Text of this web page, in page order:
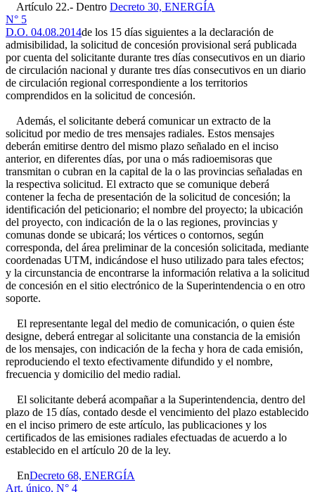
Artículo 22.- Dentro Decreto 30, ENERGÍA
N° 5
D.O. 04.08.2014de los 15 días siguientes a la declaración de
admisibilidad, la solicitud de concesión provisional será publicada
por cuenta del solicitante durante tres días consecutivos en un diario
de circulación nacional y durante tres días consecutivos en un diario
de circulación regional correspondiente a los territorios
comprendidos en la solicitud de concesión.
Además, el solicitante deberá comunicar un extracto de la
solicitud por medio de tres mensajes radiales. Estos mensajes
deberán emitirse dentro del mismo plazo señalado en el inciso
anterior, en diferentes días, por una o más radioemisoras que
transmitan o cubran en la capital de la o las provincias señaladas en
la respectiva solicitud. El extracto que se comunique deberá
contener la fecha de presentación de la solicitud de concesión; la
identificación del peticionario; el nombre del proyecto; la ubicación
del proyecto, con indicación de la o las regiones, provincias y
comunas donde se ubicará; los vértices o contornos, según
corresponda, del área preliminar de la concesión solicitada, mediante
coordenadas UTM, indicándose el huso utilizado para tales efectos;
y la circunstancia de encontrarse la información relativa a la solicitud
de concesión en el sitio electrónico de la Superintendencia o en otro
soporte.
El representante legal del medio de comunicación, o quien éste
designe, deberá entregar al solicitante una constancia de la emisión
de los mensajes, con indicación de la fecha y hora de cada emisión,
reproduciendo el texto efectivamente difundido y el nombre,
frecuencia y domicilio del medio radial.
El solicitante deberá acompañar a la Superintendencia, dentro del
plazo de 15 días, contado desde el vencimiento del plazo establecido
en el inciso primero de este artículo, las publicaciones y los
certificados de las emisiones radiales efectuadas de acuerdo a lo
establecido en el artículo 20 de la ley.
EnDecreto 68, ENERGÍA
Art. único, N° 4